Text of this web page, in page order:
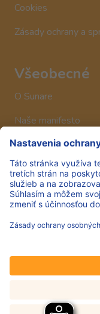
Cookies
Zásady ochrany a
Všeobecné
O Sunare
Naše manifesto
Historia
Sledujte nás
Copyright © Hero